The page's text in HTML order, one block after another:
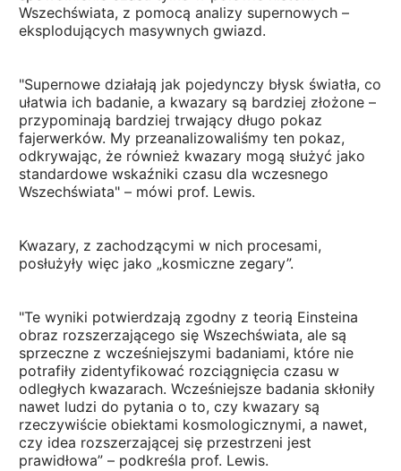
Wszechświata, z pomocą analizy supernowych –
eksplodujących masywnych gwiazd.
"Supernowe działają jak pojedynczy błysk światła, co
ułatwia ich badanie, a kwazary są bardziej złożone –
przypominają bardziej trwający długo pokaz
fajerwerków. My przeanalizowaliśmy ten pokaz,
odkrywając, że również kwazary mogą służyć jako
standardowe wskaźniki czasu dla wczesnego
Wszechświata" – mówi prof. Lewis.
Kwazary, z zachodzącymi w nich procesami,
posłużyły więc jako „kosmiczne zegary”.
"Te wyniki potwierdzają zgodny z teorią Einsteina
obraz rozszerzającego się Wszechświata, ale są
sprzeczne z wcześniejszymi badaniami, które nie
potrafiły zidentyfikować rozciągnięcia czasu w
odległych kwazarach. Wcześniejsze badania skłoniły
nawet ludzi do pytania o to, czy kwazary są
rzeczywiście obiektami kosmologicznymi, a nawet,
czy idea rozszerzającej się przestrzeni jest
prawidłowa” – podkreśla prof. Lewis.